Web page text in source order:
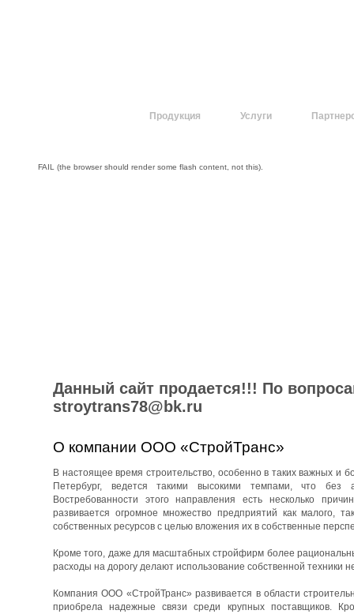
Продукция Услуги
FAIL (the browser should render some flash content, not this).
Данный сайт продается!!! По
stroytrans78@bk.ru
О компании ООО «СтройТранс»
В настоящее время строительство, особенно в таких важных и
Петербург, ведется такими высокими темпами, что без
Востребованности этого направления есть несколько
развивается огромное множество предприятий как малого,
собственных ресурсов с целью вложения их в собственные
Кроме того, даже для масштабных стройфирм более
расходы на дорогу делают использование собственной техники
Компания ООО «СтройТранс» развивается в области
приобрела надежные связи среди крупных поставщиков.